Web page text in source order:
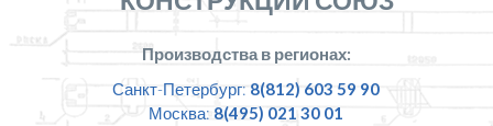
Производства в регионах:
Санкт-Петербург: 8(812) 603 59 90
Москва: 8(495) 021 30 01